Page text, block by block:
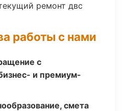
ремонт двс
работы с нами
с
и премиум-
смета